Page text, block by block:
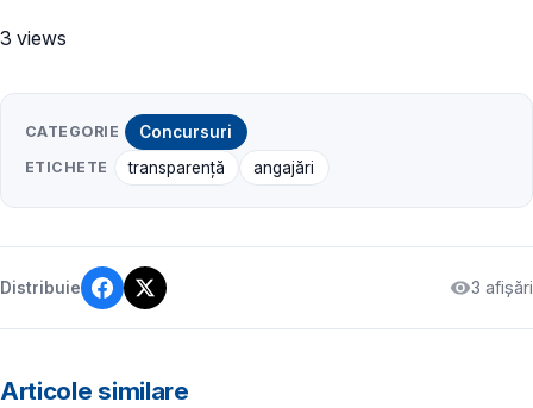
3 views
CATEGORIE Concursuri
ETICHETE transparenţă angajări
Distribuie 3 afișări
Articole similare